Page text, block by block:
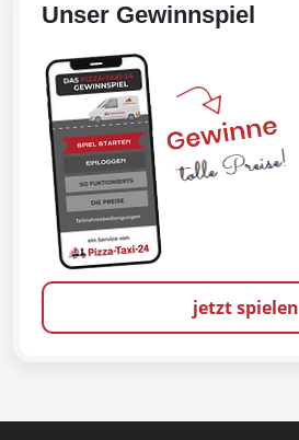
Unser Gewinnspiel
jetzt spielen